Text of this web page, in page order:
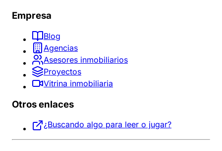
Empresa
Blog
Agencias
Asesores inmobiliarios
Proyectos
Vitrina inmobiliaria
Otros enlaces
¿Buscando algo para leer o jugar?